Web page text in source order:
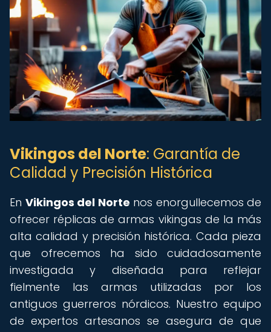
Vikingos del Norte: Garantía de
Calidad y Precisión Histórica
En Vikingos del Norte nos enorgullecemos de
ofrecer réplicas de armas vikingas de la más
alta calidad y precisión histórica. Cada pieza
que ofrecemos ha sido cuidadosamente
investigada y diseñada para reflejar
fielmente las armas utilizadas por los
antiguos guerreros nórdicos. Nuestro equipo
de expertos artesanos se asegura de que